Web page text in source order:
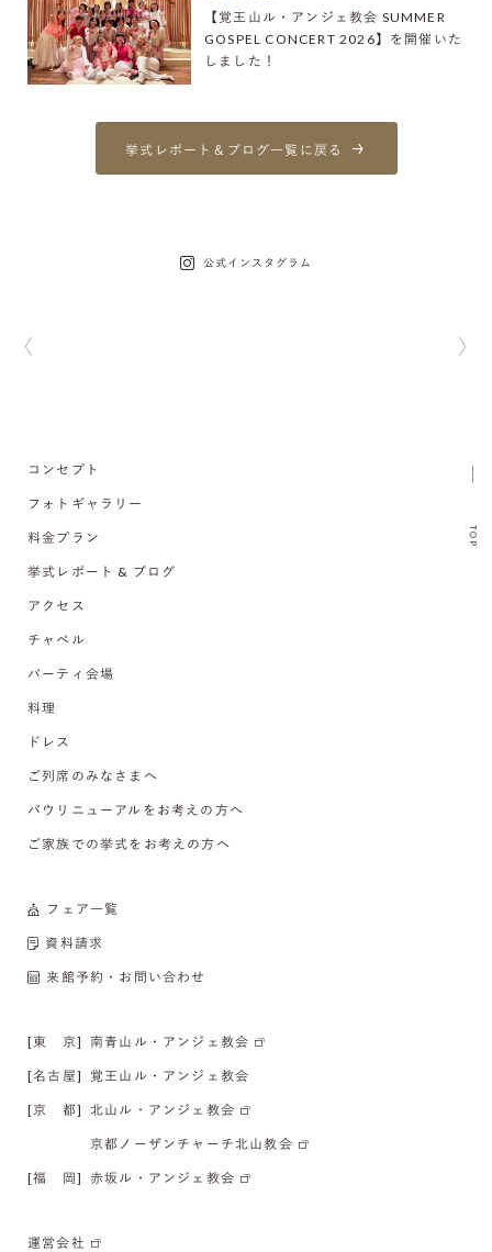
【覚王山ル・アンジェ教会 SUMMER
GOSPEL CONCERT 2026】を開催いた
しました！
挙式レポート＆ブログ一覧に戻る
公式インスタグラム
TOP
コンセプト
フォトギャラリー
料金プラン
挙式レポート & ブログ
アクセス
チャペル
パーティ会場
料理
ドレス
ご列席のみなさまへ
バウリニューアルをお考えの方へ
ご家族での挙式をお考えの方へ
フェア一覧
資料請求
来館予約・お問い合わせ
[東 京] 南青山ル・アンジェ教会
[名古屋] 覚王山ル・アンジェ教会
[京 都] 北山ル・アンジェ教会
京都ノーザンチャーチ北山教会
[福 岡] 赤坂ル・アンジェ教会
運営会社